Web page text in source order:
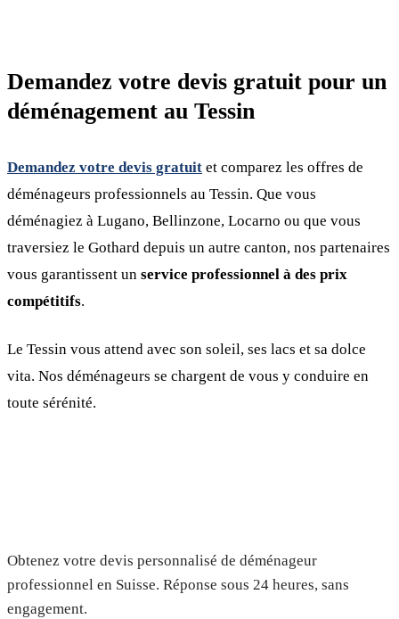
Demandez votre devis gratuit pour un
déménagement au Tessin
Demandez votre devis gratuit et comparez les offres de
déménageurs professionnels au Tessin. Que vous
déménagiez à Lugano, Bellinzone, Locarno ou que vous
traversiez le Gothard depuis un autre canton, nos partenaires
vous garantissent un service professionnel à des prix
compétitifs.
Le Tessin vous attend avec son soleil, ses lacs et sa dolce
vita. Nos déménageurs se chargent de vous y conduire en
toute sérénité.
Obtenez votre devis personnalisé de déménageur
professionnel en Suisse. Réponse sous 24 heures, sans
engagement.